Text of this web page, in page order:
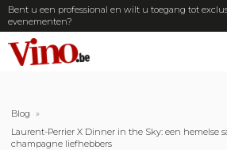
Bent u een professional en wilt u toegang tot
evenementen?
Blog »
Laurent-Perrier X Dinner in the Sky: een hemelse
champagne liefhebbers